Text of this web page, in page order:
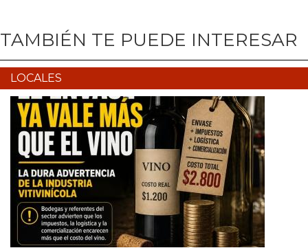
TAMBIÉN TE PUEDE INTERESAR
LOCALES